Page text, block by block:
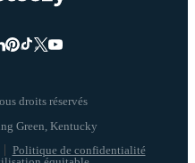
droits réservés
Politique de confidentialité